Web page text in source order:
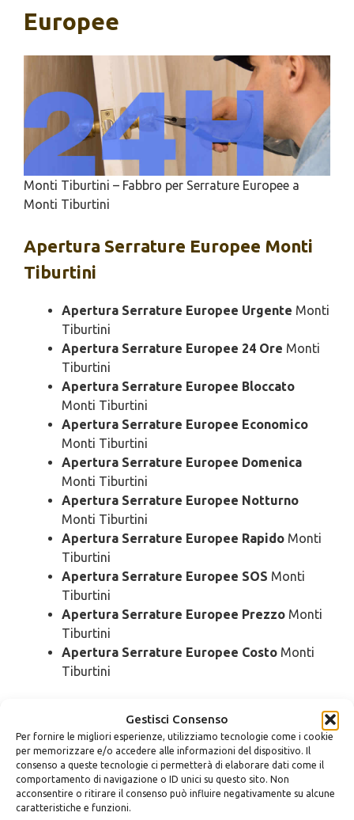
Gestisci Consenso
Per fornire le migliori esperienze, utilizziamo tecnologie come i cookie
per memorizzare e/o accedere alle informazioni del dispositivo. Il
consenso a queste tecnologie ci permetterà di elaborare dati come il
comportamento di navigazione o ID unici su questo sito. Non
acconsentire o ritirare il consenso può influire negativamente su alcune
caratteristiche e funzioni.
Europee
Monti Tiburtini – Fabbro per Serrature Europee a
Monti Tiburtini
Apertura Serrature Europee Monti
Tiburtini
Apertura Serrature Europee Urgente Monti
Tiburtini
Apertura Serrature Europee 24 Ore Monti
Tiburtini
Apertura Serrature Europee Bloccato
Monti Tiburtini
Apertura Serrature Europee Economico
Monti Tiburtini
Apertura Serrature Europee Domenica
Monti Tiburtini
Apertura Serrature Europee Notturno
Monti Tiburtini
Apertura Serrature Europee Rapido Monti
Tiburtini
Apertura Serrature Europee SOS Monti
Tiburtini
Apertura Serrature Europee Prezzo Monti
Tiburtini
Apertura Serrature Europee Costo Monti
Tiburtini
Pronto InterventoSerrature
Europee Monti Tiburtini
Pronto Intervento Serrature Europee
UrgenteMonti Tiburtini
Pronto Intervento Serrature Europee 24